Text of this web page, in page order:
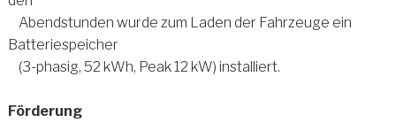
Abendstunden wurde zum Laden der Fahrzeuge ein
Batteriespeicher
(3-phasig, 52 kWh, Peak 12 kW) installiert.
Förderung